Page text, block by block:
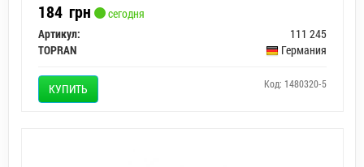
184 грн
сегодня
Артикул:
111 245
TOPRAN
Германия
КУПИТЬ Код: 1480320-5